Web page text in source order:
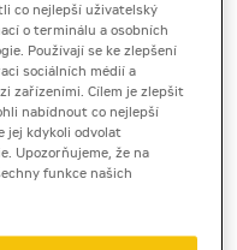
a.s.se spojuje se
- firmou
(nyní Zeppelin
vytváříPhoenix-
je pokrytí trhu
kompletní nabídkou
nabízí, včetně
a dodávkami
co nejlepší uživatelský
o terminálu a osobních
Používají se ke zlepšení
sociálních médií a
zařízeními. Cílem je zlepšit
nabídnout co nejlepší
jej kdykoli odvolat
Upozorňujeme, že na
funkce našich